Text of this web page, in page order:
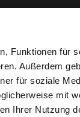
Funktionen für
Außerdem
für soziale
mit
Ihrer Nutzung